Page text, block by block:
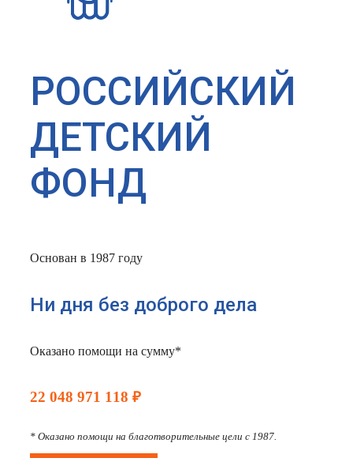
РОССИЙСКИЙ
ДЕТСКИЙ
ФОНД
Основан в 1987 году
Ни дня без доброго дела
Оказано помощи на сумму*
22 048 971 118 ₽
* Оказано помощи на благотворительные цели с 1987.